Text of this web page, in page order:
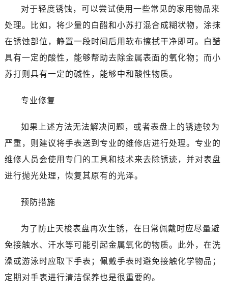
对于轻度锈蚀，可以尝试使用一些常见的家用物品来
处理。比如，将少量的白醋和小苏打混合成糊状物，涂抹
在锈蚀部位，静置一段时间后用软布擦拭干净即可。白醋
具有一定的酸性，能够帮助去除金属表面的氧化物；而小
苏打则具有一定的碱性，能够中和酸性物质。
专业修复
如果上述方法无法解决问题，或者表盘上的锈迹较为
严重，则建议将手表送到专业的维修店进行处理。专业的
维修人员会使用专门的工具和技术来去除锈迹，并对表盘
进行抛光处理，恢复其原有的光泽。
预防措施
为了防止天梭表盘再次生锈，在日常佩戴时应尽量避
免接触水、汗水等可能引起金属氧化的物质。此外，在洗
澡或游泳时应取下手表；佩戴手表时避免接触化学物品；
定期对手表进行清洁保养也是很重要的。